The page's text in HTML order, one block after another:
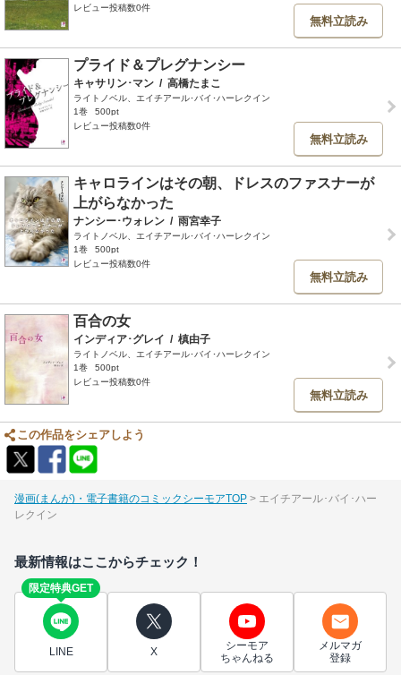
レビュー投稿数0件
無料立読み
プライド＆プレグナンシー
キャサリン･マン / 高橋たまこ
ライトノベル、エイチアール･バイ･ハーレクイン
1巻
500pt
レビュー投稿数0件
無料立読み
キャロラインはその朝、ドレスのファスナーが
上がらなかった
ナンシー･ウォレン / 雨宮幸子
ライトノベル、エイチアール･バイ･ハーレクイン
1巻
500pt
レビュー投稿数0件
無料立読み
百合の女
インディア･グレイ / 槙由子
ライトノベル、エイチアール･バイ･ハーレクイン
1巻
500pt
レビュー投稿数0件
無料立読み
この作品をシェアしよう
漫画(まんが)・電子書籍のコミックシーモアTOP
エイチアール･バイ･ハー
レクイン
最新情報はここからチェック！
限定特典GET
LINE X
シーモア
ちゃんねる
メルマガ
登録